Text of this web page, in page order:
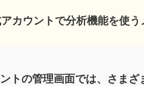
カウントで分析機能を使う
トの管理画面では、さま